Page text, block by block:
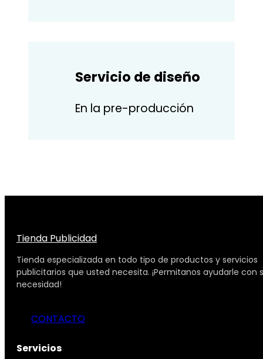
Servicio de diseño
En la pre-producción
Tienda Publicidad
Tienda especializada en todo tipo de productos y servicios
publicitarios que usted necesita. ¡Permitanos ayudarle con
necesidad!
CONTACTO
Servicios